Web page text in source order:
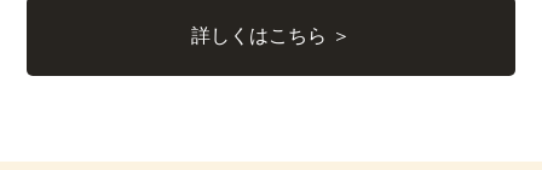
詳しくはこちら ＞